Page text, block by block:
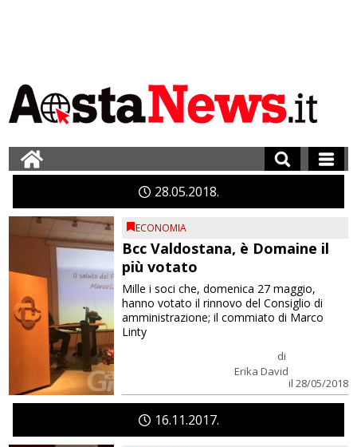
2805 2018
ECONOMIA
Bcc Valdostana, è Domaine il
più votato
di
Erika David
il 28/05/2018
Mille i soci che, domenica 27 maggio,
hanno votato il rinnovo del Consiglio di
amministrazione; il commiato di Marco
Linty
16 11 2017